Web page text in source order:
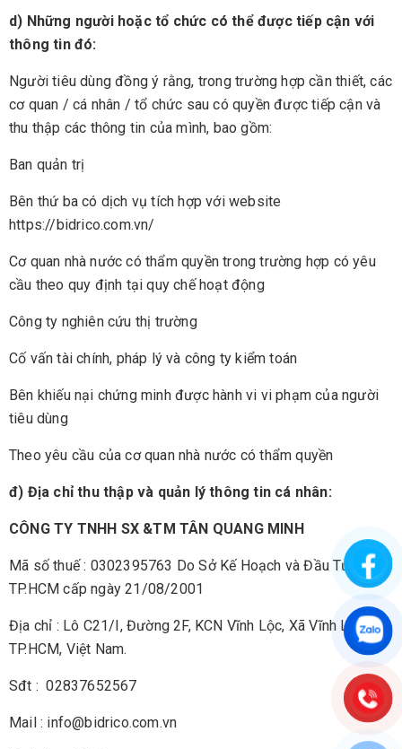
d) Những người hoặc tổ chức có thể được tiếp cận với
thông tin đó:
Người tiêu dùng đồng ý rằng, trong trường hợp cần thiết, các
cơ quan / cá nhân / tổ chức sau có quyền được tiếp cận và
thu thập các thông tin của mình, bao gồm:
Ban quản trị
Bên thứ ba có dịch vụ tích hợp với website
https://bidrico.com.vn/
Cơ quan nhà nước có thẩm quyền trong trường hợp có yêu
cầu theo quy định tại quy chế hoạt động
Công ty nghiên cứu thị trường
Cố vấn tài chính, pháp lý và công ty kiểm toán
Bên khiếu nại chứng minh được hành vi vi phạm của người
tiêu dùng
Theo yêu cầu của cơ quan nhà nước có thẩm quyền
đ) Địa chỉ thu thập và quản lý thông tin cá nhân:
CÔNG TY TNHH SX &TM TÂN QUANG MINH
Mã số thuế : 0302395763 Do Sở Kế Hoạch và Đầu Tư
TP.HCM cấp ngày 21/08/2001
Địa chỉ : Lô C21/I, Đường 2F, KCN Vĩnh Lộc, Xã Vĩnh Lộc,
TP.HCM, Việt Nam.
Sđt : 02837652567
Mail : info@bidrico.com.vn